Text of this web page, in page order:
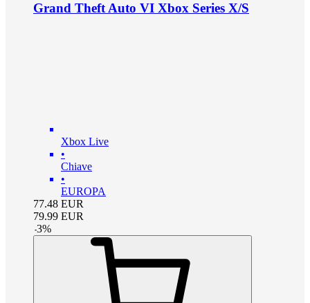
Grand Theft Auto VI Xbox Series X/S
Xbox Live
•
Chiave
•
EUROPA
77.48 EUR
79.99 EUR
-3%